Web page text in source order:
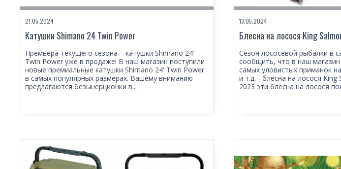
21.05.2024
Катушки Shimano 24 Twin Power
Премьера текущего сезона – катушки Shimano 24'
Twin Power уже в продаже! В наш магазин поступили
новые премиальные катушки Shimano 24' Twin Power
в самых популярных размерах. Вашему вниманию
предлагаются безынерционки в...
13.05.2024
Блесна на лосося King
Сезон лососевой рыбалки в
сообщить, что в наш магазин
самых уловистых приманок
и т.д. - блесна на лосося King
2023 эти блесна на лосося